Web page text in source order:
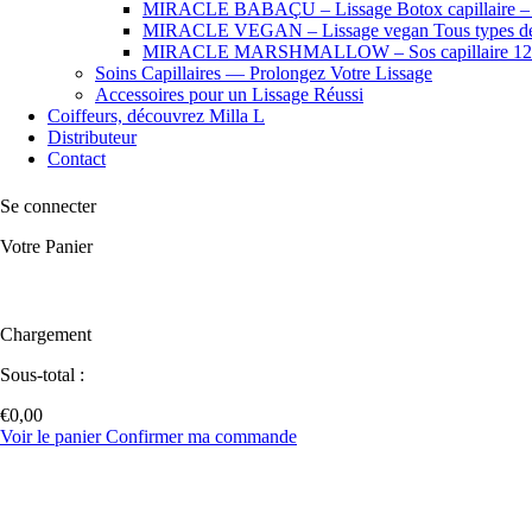
MIRACLE BABAÇU – Lissage Botox capillaire –
MIRACLE VEGAN – Lissage vegan Tous types
MIRACLE MARSHMALLOW – Sos capillaire
Soins Capillaires — Prolongez Votre Lissage
Accessoires pour un Lissage Réussi
Coiffeurs, découvrez Milla L
Distributeur
Contact
Se connecter
Votre Panier
Chargement
Sous-total :
€0,00
Voir le panierConfirmer ma commande